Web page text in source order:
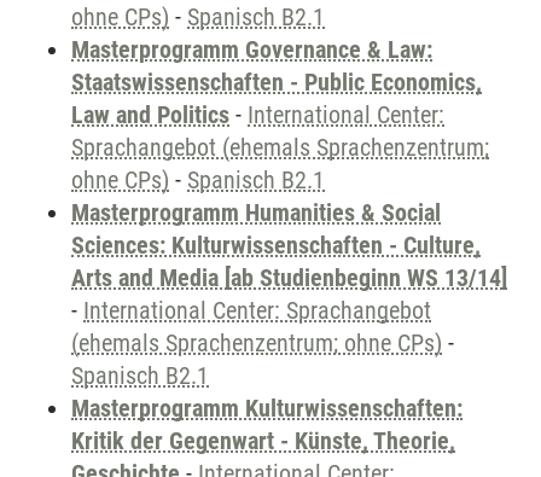
ohne CPs) - Spanisch B2.1
Masterprogramm Governance & Law:
Staatswissenschaften - Public Economics,
Law and Politics - International Center:
Sprachangebot (ehemals Sprachenzentrum;
ohne CPs) - Spanisch B2.1
Masterprogramm Humanities & Social
Sciences: Kulturwissenschaften - Culture,
Arts and Media [ab Studienbeginn WS 13/14]
- International Center: Sprachangebot
(ehemals Sprachenzentrum; ohne CPs) -
Spanisch B2.1
Masterprogramm Kulturwissenschaften:
Kritik der Gegenwart - Künste, Theorie,